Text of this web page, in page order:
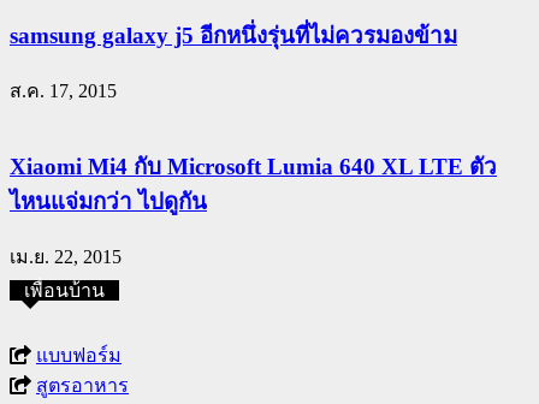
samsung galaxy j5 อีกหนึ่งรุ่นที่ไม่ควรมองข้าม
ส.ค. 17, 2015
Xiaomi Mi4 กับ Microsoft Lumia 640 XL LTE ตัว
ไหนแจ่มกว่า ไปดูกัน
เม.ย. 22, 2015
เพื่อนบ้าน
แบบฟอร์ม
สูตรอาหาร